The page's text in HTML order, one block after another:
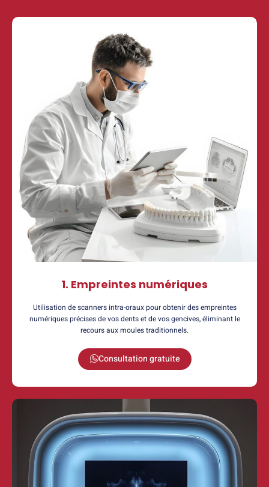
1. Empreintes numériques
Utilisation de scanners intra-oraux pour obtenir des empreintes
numériques précises de vos dents et de vos gencives, éliminant le
recours aux moules traditionnels.
Consultation gratuite